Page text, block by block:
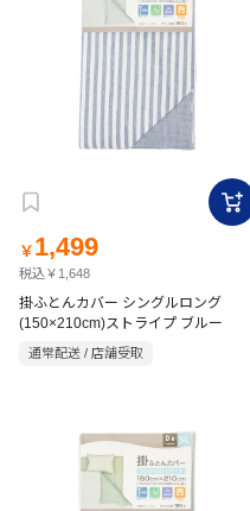
￥ 1,499
税込￥1,648
掛ふとんカバー シングルロング
(150×210cm)ストライプ ブルー
通常配送 / 店舗受取